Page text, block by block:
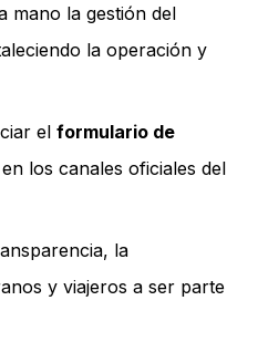
mano la gestión del
la operación y
el formulario de
los canales oficiales del
la
y viajeros a ser parte